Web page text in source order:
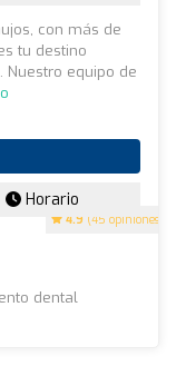
4.9 (45 opiniones)
con más de
tu destino
equipo de
Horario
dental